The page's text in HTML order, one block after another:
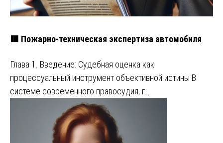
🟥 Пожарно-техническая экспертиза автомобиля
Глава 1. Введение: Судебная оценка как
процессуальный инструмент объективной истины В
системе современного правосудия, г…